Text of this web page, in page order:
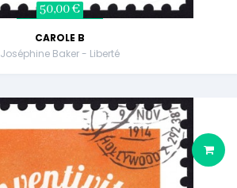
50,00 €
CAROLE B
Joséphine Baker - Liberté